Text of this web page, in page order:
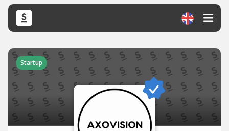
Startup